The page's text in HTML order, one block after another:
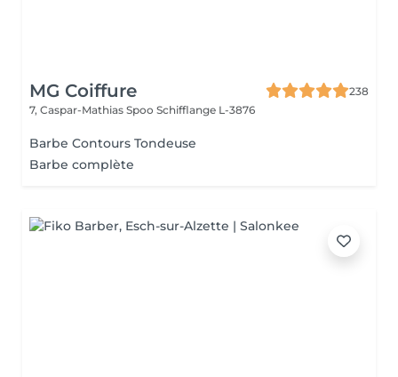
MG Coiffure
238
7, Caspar-Mathias Spoo Schifflange L-3876
Barbe Contours Tondeuse
Barbe complète